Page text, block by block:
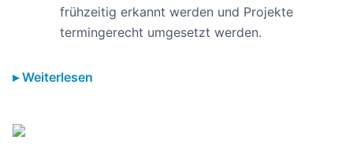
frühzeitig erkannt werden und Projekte
termingerecht umgesetzt werden.
Weiterlesen